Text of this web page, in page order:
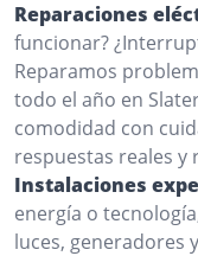
Reparaciones
funcionar?
Reparamos
todo el año en
comodidad con
respuestas reales y
Instalaciones
energía o
luces, generadores